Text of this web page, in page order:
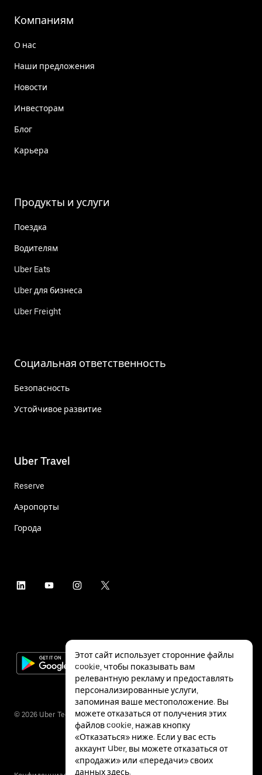
Компаниям
О нас
Наши предложения
Новости
Инвесторам
Блог
Карьера
Продукты и услуги
Поездка
Водителям
Uber Eats
Uber для бизнеса
Uber Freight
Социальная ответственность
Безопасность
Устойчивое развитие
Uber Travel
Reserve
Аэропорты
Города
© 2026 Uber Technologies Inc.
Этот сайт использует сторонние файлы
cookie, чтобы показывать вам
релевантную рекламу и предоставлять
персонализированные услуги,
запоминая ваше местоположение. Вы
можете отказаться от получения этих
файлов cookie, нажав кнопку
«Отказаться» ниже. Если у вас есть
аккаунт Uber, вы можете отказаться от
«продажи» или «передачи» своих
данныхздесь.